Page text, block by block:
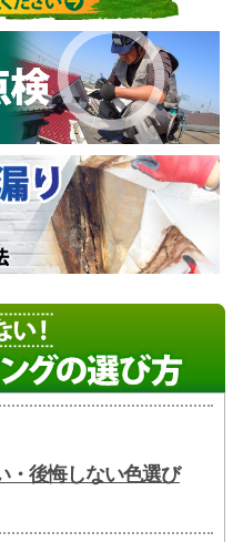
・後悔しない色選び